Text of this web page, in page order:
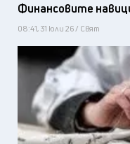
Финансовите
08:41, 31 юли 26 / Свят